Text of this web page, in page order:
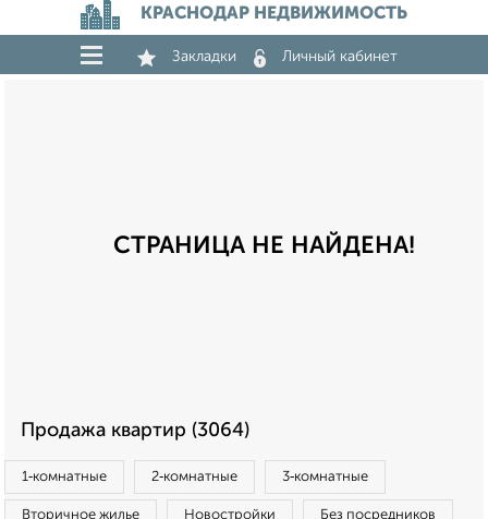
КРАСНОДАР НЕДВИЖИМОСТЬ
Закладки Личный кабинет
СТРАНИЦА НЕ НАЙДЕНА!
Продажа квартир (3064)
1‑комнатные 2‑комнатные 3‑комнатные
Вторичное жилье Новостройки Без посредников